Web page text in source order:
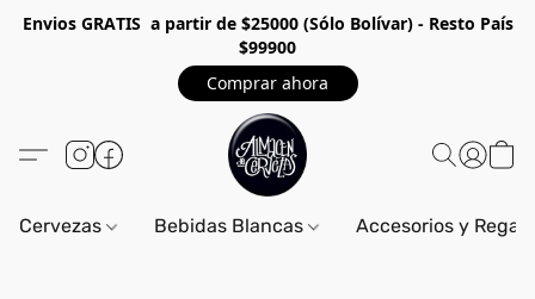
Envios GRATIS a partir de $25000 (Sólo Bolívar) - Resto País
$99900
Comprar ahora
Cervezas Bebidas Blancas Accesorios y